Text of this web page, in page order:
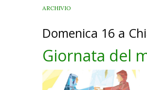
ARCHIVIO
Domenica 16 a
Giornata del